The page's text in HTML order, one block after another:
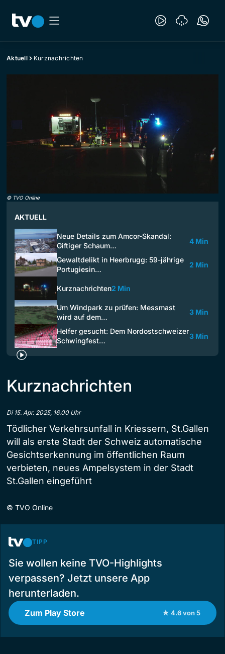
Aktuell Kurznachrichten
© TVO Online
AKTUELL
Neue Details zum Amcor-Skandal:
Giftiger Schaum…
4 Min
Gewaltdelikt in Heerbrugg: 59-jährige
Portugiesin…
2 Min
Kurznachrichten2 Min
Um Windpark zu prüfen: Messmast
wird auf dem…
3 Min
Helfer gesucht: Dem Nordostschweizer
Schwingfest…
3 Min
Kurznachrichten
Di 15. Apr. 2025, 16.00 Uhr
Tödlicher Verkehrsunfall in Kriessern, St.Gallen
will als erste Stadt der Schweiz automatische
Gesichtserkennung im öffentlichen Raum
verbieten, neues Ampelsystem in der Stadt
St.Gallen eingeführt
© TVO Online
TIPP
Sie wollen keine TVO-Highlights
verpassen? Jetzt unsere App
herunterladen.
Zum Play Store ★ 4.6 von 5